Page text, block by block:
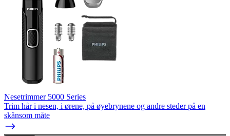
Nesetrimmer 5000 Series
Trim hår i nesen, i ørene, på øyebrynene og andre steder på en
skånsom måte